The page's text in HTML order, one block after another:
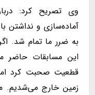
وی تصریح کرد:
آماده‌سازی و نداشتن
به ضرر ما تمام شد.
این مسابقات حاضر
قطعیت صحبت کرد اما
زمین خارج می‌شدیم.